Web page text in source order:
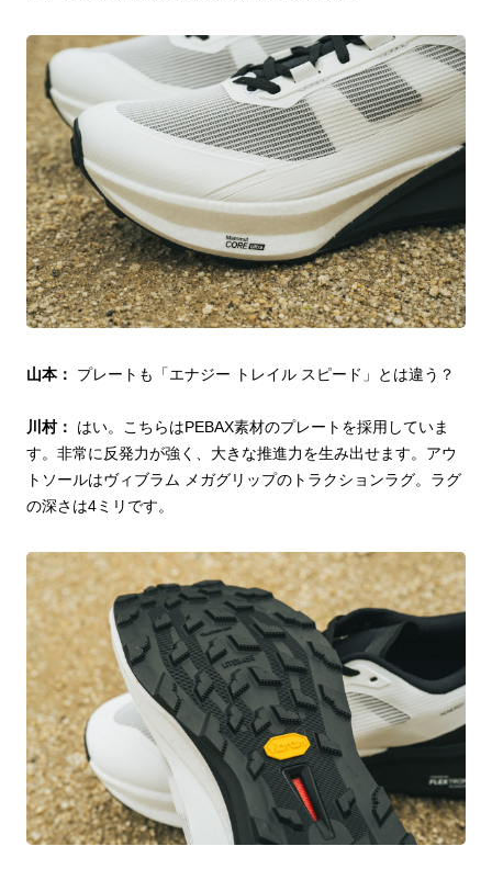
山本： プレートも「エナジー トレイル スピード」とは違う？
川村：
はい。こちらはPEBAX素材のプレートを採用していま
す。非常に反発力が強く、大きな推進力を生み出せます。アウ
トソールはヴィブラム メガグリップのトラクションラグ。ラグ
の深さは4ミリです。